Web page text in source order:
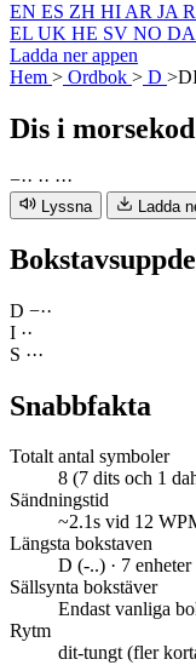
EN ES ZH HI AR JA
EL UK HE SV NO DA
Ladda ner appen
Hem > Ordbok > D >
Dis i morsekod
−·· ·· ···
Lyssna Ladda
D −··
I ··
S ···
Snabbfakta
Totalt antal symboler
8 (7 dits och 1
Sändningstid
~2.1s vid 12
Längsta bokstaven
D (-..) · 7 enheter
Sällsynta bokstäver
Endast vanliga
Rytm
dit-tungt (fler